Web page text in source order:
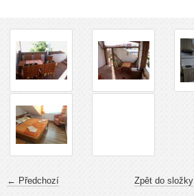
← Předchozí Zpět do složky